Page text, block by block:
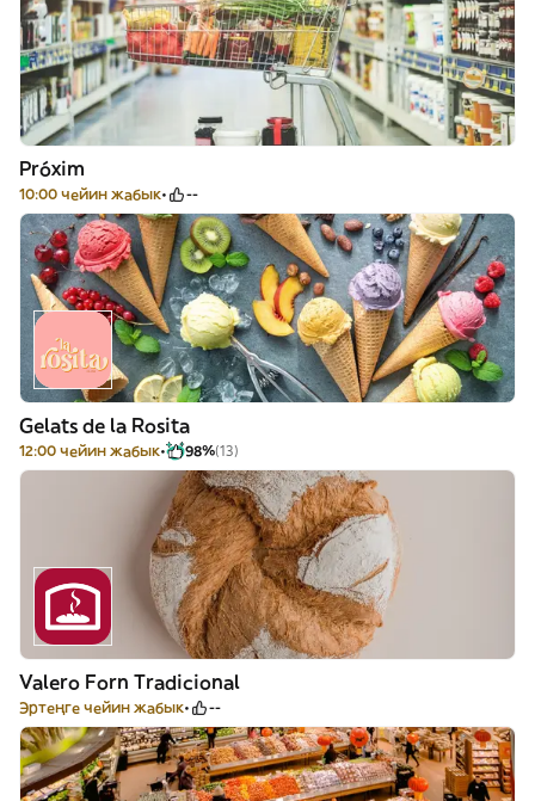
Próxim
10:00 чейин жабык --
Gelats de la Rosita
12:00 чейин жабык 98%(13)
Valero Forn Tradicional
Эртеңге чейин жабык --